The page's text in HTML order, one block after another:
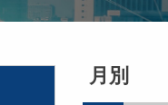
月別